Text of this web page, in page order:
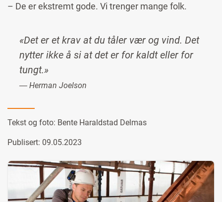
Tekst og foto: Bente Haraldstad Delmas
Publisert: 09.05.2023
«Det er et krav at du tåler vær og vind. Det
nytter ikke å si at det er for kaldt eller for
tungt.»
― Herman Joelson
– De er ekstremt gode. Vi trenger mange folk.